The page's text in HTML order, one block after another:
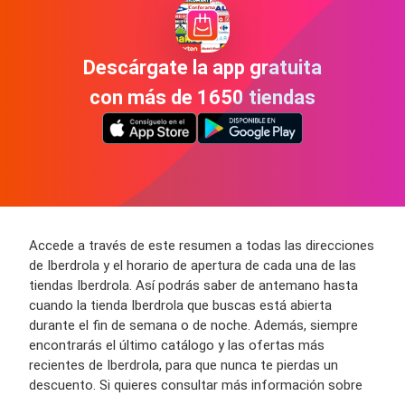
Descárgate la app gratuita
con más de 1650 tiendas
Accede a través de este resumen a todas las direcciones
de Iberdrola y el horario de apertura de cada una de las
tiendas Iberdrola. Así podrás saber de antemano hasta
cuando la tienda Iberdrola que buscas está abierta
durante el fin de semana o de noche. Además, siempre
encontrarás el último catálogo y las ofertas más
recientes de Iberdrola, para que nunca te pierdas un
descuento. Si quieres consultar más información sobre